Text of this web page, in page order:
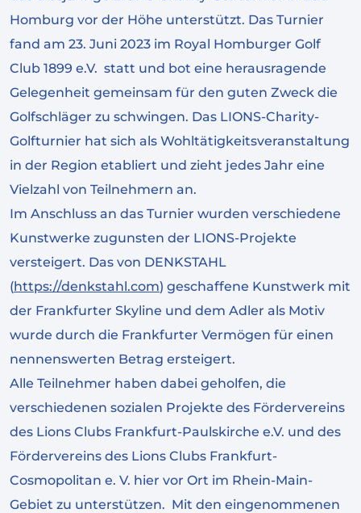
Homburg vor der Höhe unterstützt. Das Turnier
fand am 23. Juni 2023 im Royal Homburger Golf
Club 1899 e.V. statt und bot eine herausragende
Gelegenheit gemeinsam für den guten Zweck die
Golfschläger zu schwingen. Das LIONS-Charity-
Golfturnier hat sich als Wohltätigkeitsveranstaltung
in der Region etabliert und zieht jedes Jahr eine
Vielzahl von Teilnehmern an.
Im Anschluss an das Turnier wurden verschiedene
Kunstwerke zugunsten der LIONS-Projekte
versteigert. Das von DENKSTAHL
(https://denkstahl.com) geschaffene Kunstwerk mit
der Frankfurter Skyline und dem Adler als Motiv
wurde durch die Frankfurter Vermögen für einen
nennenswerten Betrag ersteigert.
Alle Teilnehmer haben dabei geholfen, die
verschiedenen sozialen Projekte des Fördervereins
des Lions Clubs Frankfurt-Paulskirche e.V. und des
Fördervereins des Lions Clubs Frankfurt-
Cosmopolitan e. V. hier vor Ort im Rhein-Main-
Gebiet zu unterstützen. Mit den eingenommenen